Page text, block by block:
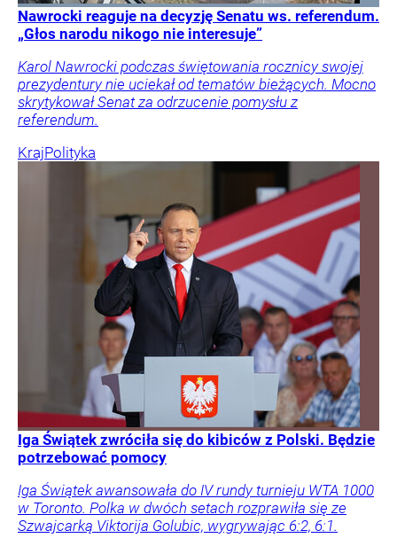
Nawrocki reaguje na decyzję Senatu ws. referendum.
„Głos narodu nikogo nie interesuje”
Karol Nawrocki podczas świętowania rocznicy swojej
prezydentury nie uciekał od tematów bieżących. Mocno
skrytykował Senat za odrzucenie pomysłu z
referendum.
KrajPolityka
Iga Świątek zwróciła się do kibiców z Polski. Będzie
potrzebować pomocy
Iga Świątek awansowała do IV rundy turnieju WTA 1000
w Toronto. Polka w dwóch setach rozprawiła się ze
Szwajcarką Viktorija Golubic, wygrywając 6:2, 6:1.